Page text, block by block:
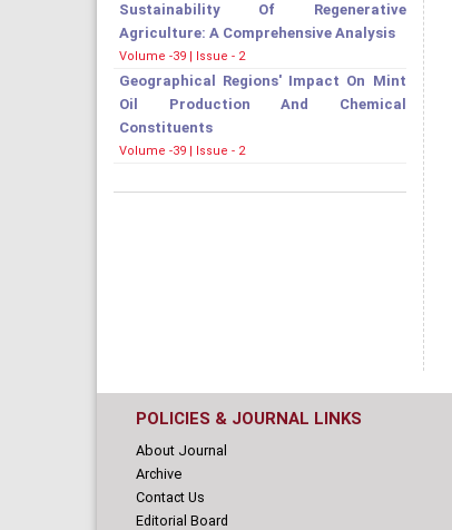
Sustainability Of Regenerative
Agriculture: A Comprehensive Analysis
Volume -39 | Issue - 2
Geographical Regions' Impact On Mint
Oil Production And Chemical
Constituents
Volume -39 | Issue - 2
POLICIES & JOURNAL LINKS
About Journal
Archive
Contact Us
Editorial Board